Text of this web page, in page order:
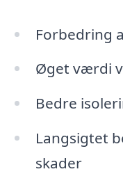
Forbedring
Øget værdi
Bedre
Langsigtet
skader